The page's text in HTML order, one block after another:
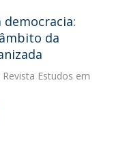
democracia:
da
Estudos em